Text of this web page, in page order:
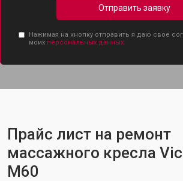
Отправить заявку
Нажимая на кнопку отправить я даю свое
моих персональных данных.
Прайс лист на ремонт
массажного кресла
M60